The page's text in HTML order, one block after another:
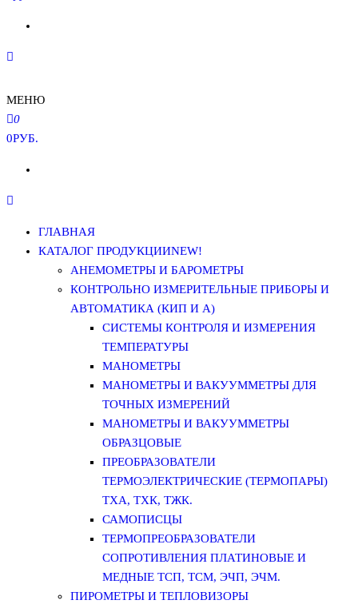
МЕНЮ
0
0РУБ.
ГЛАВНАЯ
КАТАЛОГ ПРОДУКЦИИNEW!
АНЕМОМЕТРЫ И БАРОМЕТРЫ
КОНТРОЛЬНО ИЗМЕРИТЕЛЬНЫЕ ПРИБОРЫ И
АВТОМАТИКА (КИП И А)
СИСТЕМЫ КОНТРОЛЯ И ИЗМЕРЕНИЯ
ТЕМПЕРАТУРЫ
МАНОМЕТРЫ
МАНОМЕТРЫ И ВАКУУММЕТРЫ ДЛЯ
ТОЧНЫХ ИЗМЕРЕНИЙ
МАНОМЕТРЫ И ВАКУУММЕТРЫ
ОБРАЗЦОВЫЕ
ПРЕОБРАЗОВАТЕЛИ
ТЕРМОЭЛЕКТРИЧЕСКИЕ (ТЕРМОПАРЫ)
ТХА, ТХК, ТЖК.
САМОПИСЦЫ
ТЕРМОПРЕОБРАЗОВАТЕЛИ
СОПРОТИВЛЕНИЯ ПЛАТИНОВЫЕ И
МЕДНЫЕ ТСП, ТСМ, ЭЧП, ЭЧМ.
ПИРОМЕТРЫ И ТЕПЛОВИЗОРЫ